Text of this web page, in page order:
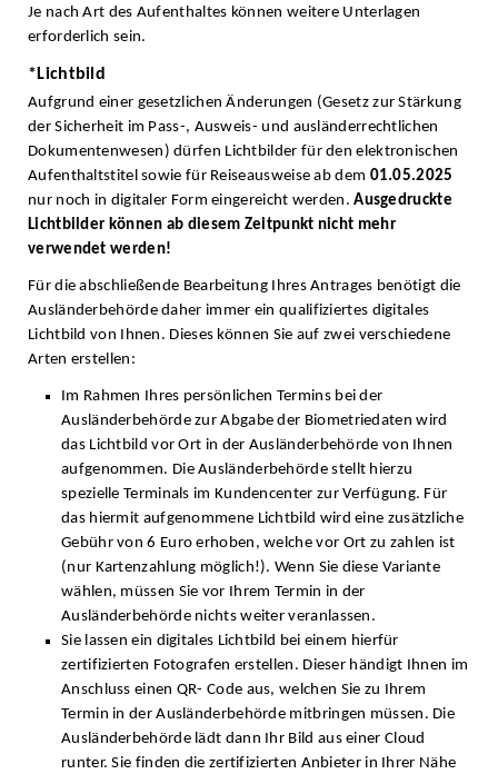
Je nach Art des Aufenthaltes können weitere Unterlagen
erforderlich sein.
*Lichtbild
Aufgrund einer gesetzlichen Änderungen (Gesetz zur Stärkung
der Sicherheit im Pass-, Ausweis- und ausländerrechtlichen
Dokumentenwesen) dürfen Lichtbilder für den elektronischen
Aufenthaltstitel sowie für Reiseausweise ab dem 01.05.2025
nur noch in digitaler Form eingereicht werden.Ausgedruckte
Lichtbilder können ab diesem Zeitpunkt nicht mehr
verwendet werden!
Für die abschließende Bearbeitung Ihres Antrages benötigt die
Ausländerbehörde daher immer ein qualifiziertes digitales
Lichtbild von Ihnen. Dieses können Sie auf zwei verschiedene
Arten erstellen:
Im Rahmen Ihres persönlichen Termins bei der
Ausländerbehörde zur Abgabe der Biometriedaten wird
das Lichtbild vor Ort in der Ausländerbehörde von Ihnen
aufgenommen. Die Ausländerbehörde stellt hierzu
spezielle Terminals im Kundencenter zur Verfügung. Für
das hiermit aufgenommene Lichtbild wird eine zusätzliche
Gebühr von 6 Euro erhoben, welche vor Ort zu zahlen ist
(nur Kartenzahlung möglich!). Wenn Sie diese Variante
wählen, müssen Sie vor Ihrem Termin in der
Ausländerbehörde nichts weiter veranlassen.
Sie lassen ein digitales Lichtbild bei einem hierfür
zertifizierten Fotografen erstellen. Dieser händigt Ihnen im
Anschluss einen QR- Code aus, welchen Sie zu Ihrem
Termin in der Ausländerbehörde mitbringen müssen. Die
Ausländerbehörde lädt dann Ihr Bild aus einer Cloud
runter. Sie finden die zertifizierten Anbieter in Ihrer Nähe